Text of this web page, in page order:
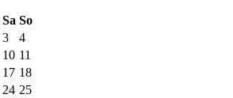
Sa So
3
4
10 11
17 18
24 25